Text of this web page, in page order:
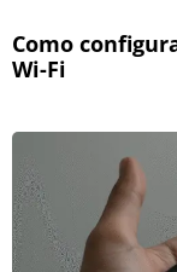
Como
Wi-Fi